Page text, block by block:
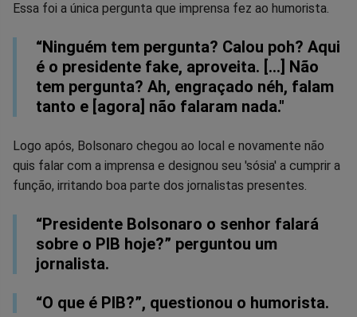
Essa foi a única pergunta que imprensa fez ao humorista.
“Ninguém tem pergunta? Calou poh? Aqui
é o presidente fake, aproveita. [...] Não
tem pergunta? Ah, engraçado néh, falam
tanto e [agora] não falaram nada."
Logo após, Bolsonaro chegou ao local e novamente não
quis falar com a imprensa e designou seu 'sósia' a cumprir a
função, irritando boa parte dos jornalistas presentes.
“Presidente Bolsonaro o senhor falará
sobre o PIB hoje?” perguntou um
jornalista.
“O que é PIB?”, questionou o humorista.